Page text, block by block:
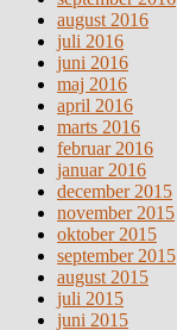
august 2016
juli 2016
juni 2016
maj 2016
april 2016
marts 2016
februar 2016
januar 2016
december 2015
november 2015
oktober 2015
september 2015
august 2015
juli 2015
juni 2015